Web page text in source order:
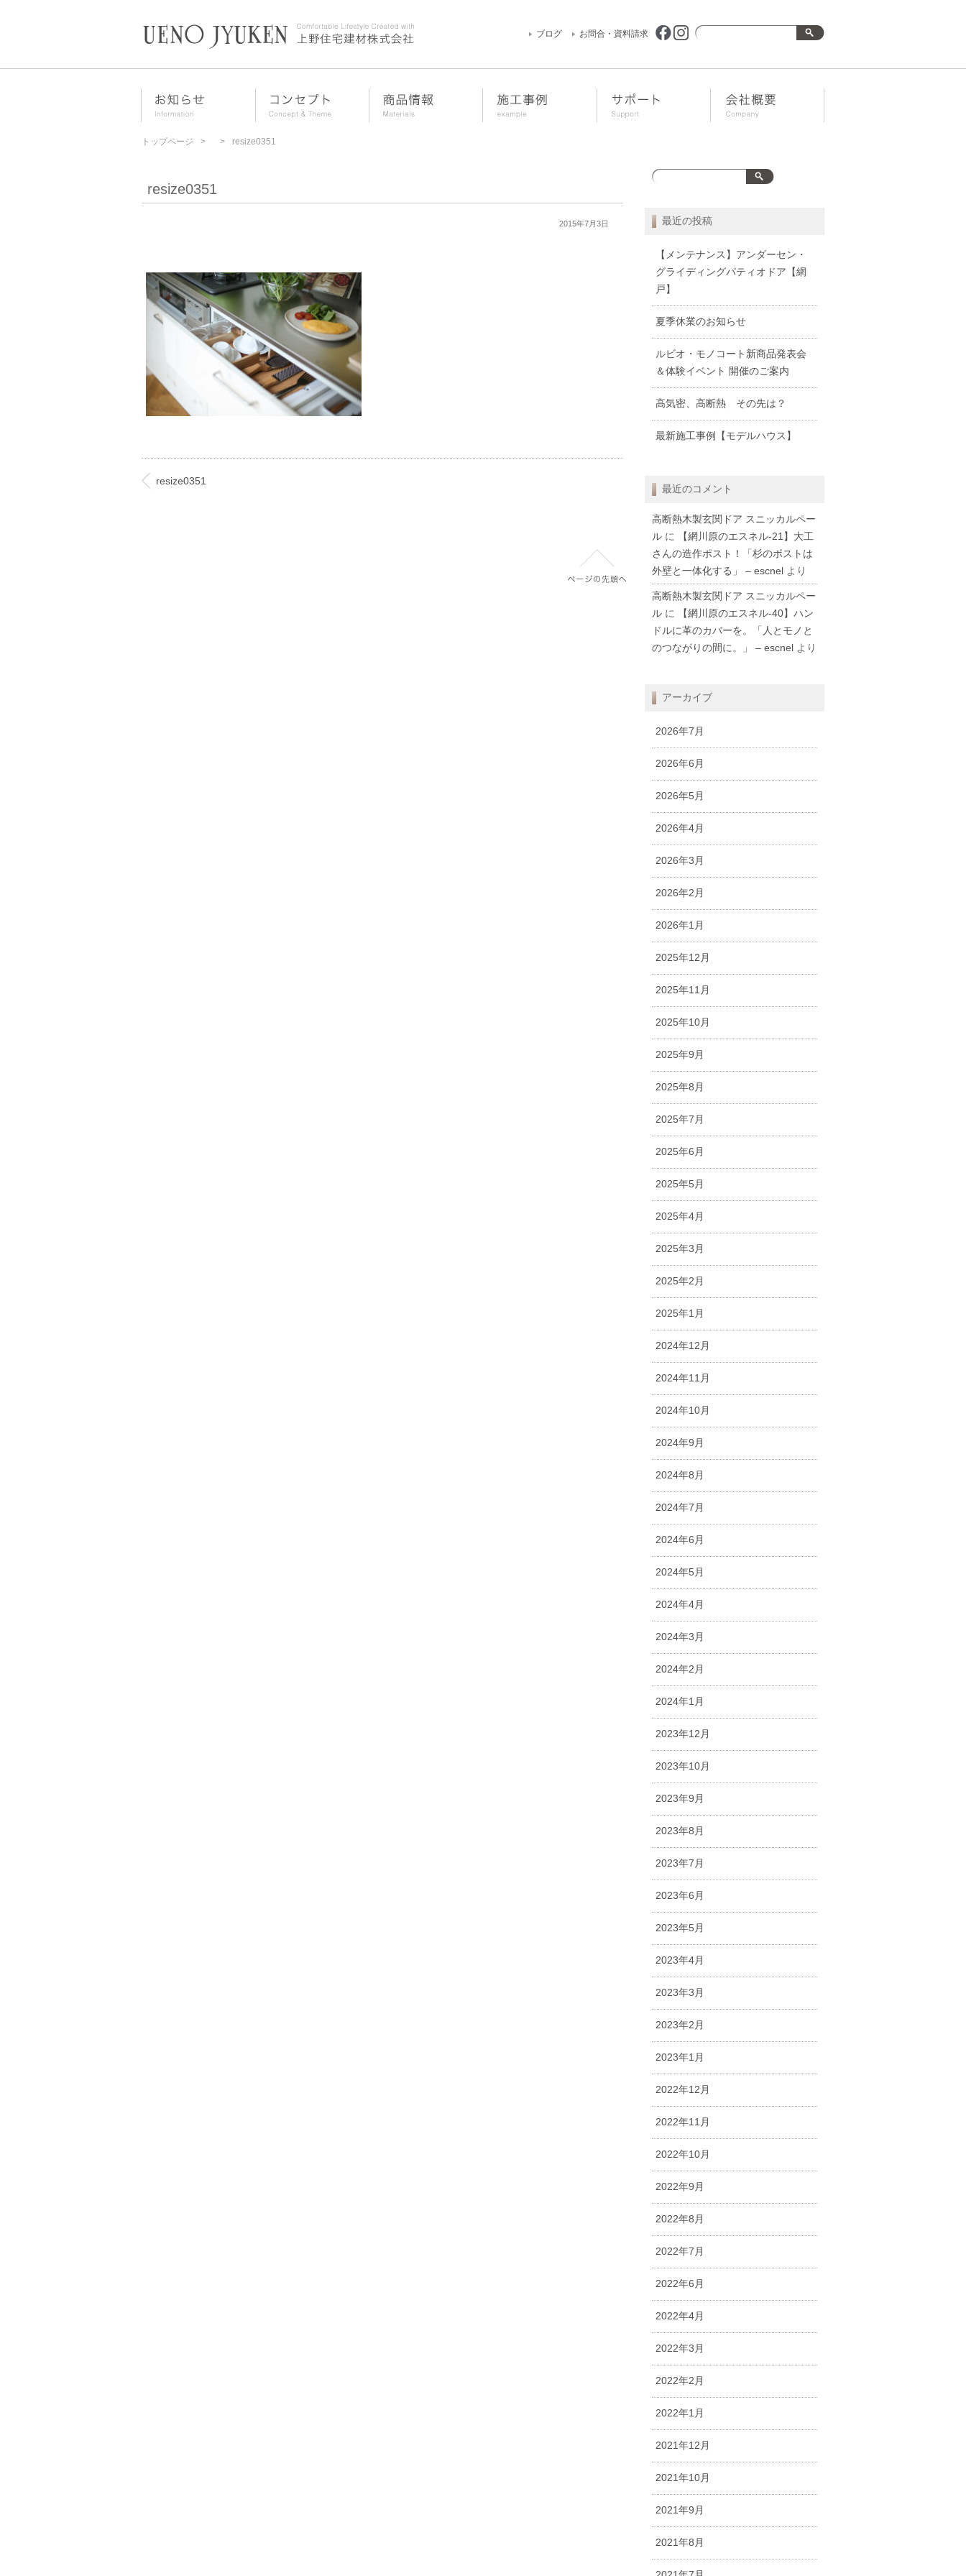
ブログ お問合・資料請求
トップページ resize0351
resize0351
2015年7月3日
resize0351
最近の投稿
【メンテナンス】アンダーセン・
グライディングパティオドア【網
戸】
夏季休業のお知らせ
ルビオ・モノコート新商品発表会
＆体験イベント 開催のご案内
高気密、高断熱 その先は？
最新施工事例【モデルハウス】
最近のコメント
高断熱木製玄関ドア スニッカルペー
ル に
【網川原のエスネル‐21】大工
さんの造作ポスト！「杉のポストは
外壁と一体化する」 – escnel
より
高断熱木製玄関ドア スニッカルペー
ル に
【網川原のエスネル‐40】ハン
ドルに革のカバーを。「人とモノと
のつながりの間に。」 – escnel
より
アーカイブ
2026年7月
2026年6月
2026年5月
2026年4月
2026年3月
2026年2月
2026年1月
2025年12月
2025年11月
2025年10月
2025年9月
2025年8月
2025年7月
2025年6月
2025年5月
2025年4月
2025年3月
2025年2月
2025年1月
2024年12月
2024年11月
2024年10月
2024年9月
2024年8月
2024年7月
2024年6月
2024年5月
2024年4月
2024年3月
2024年2月
2024年1月
2023年12月
2023年10月
2023年9月
2023年8月
2023年7月
2023年6月
2023年5月
2023年4月
2023年3月
2023年2月
2023年1月
2022年12月
2022年11月
2022年10月
2022年9月
2022年8月
2022年7月
2022年6月
2022年4月
2022年3月
2022年2月
2022年1月
2021年12月
2021年10月
2021年9月
2021年8月